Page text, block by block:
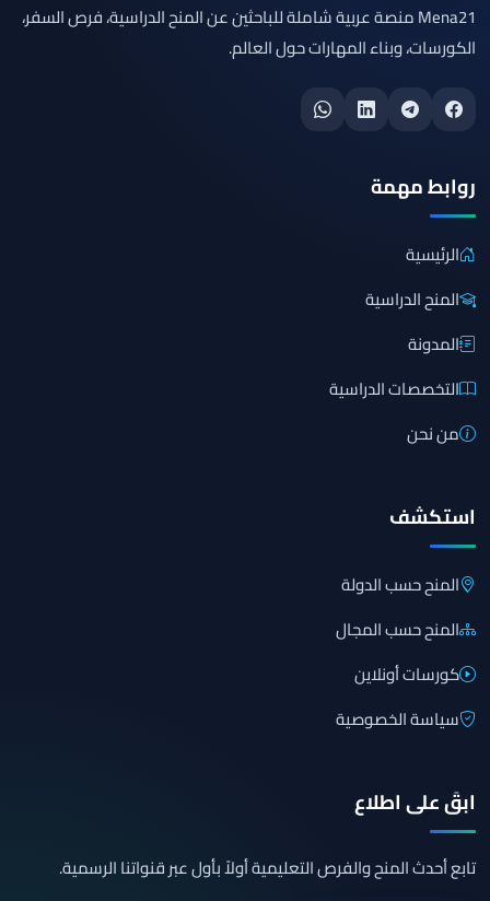
Mena21 منصة عربية شاملة للباحثين عن المنح الدراسية، فرص السفر،
الكورسات، وبناء المهارات حول العالم.
روابط مهمة
الرئيسية
المنح الدراسية
المدونة
التخصصات الدراسية
من نحن
استكشف
المنح حسب الدولة
المنح حسب المجال
كورسات أونلاين
سياسة الخصوصية
ابقَ على اطلاع
تابع أحدث المنح والفرص التعليمية أولاً بأول عبر قنواتنا الرسمية.